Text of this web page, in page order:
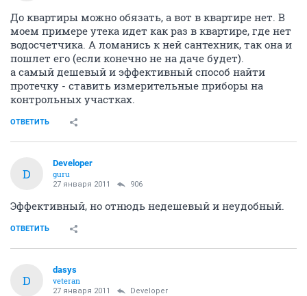
До квартиры можно обязать, а вот в квартире нет. В
моем примере утека идет как раз в квартире, где нет
водосчетчика. А ломанись к ней сантехник, так она и
пошлет его (если конечно не на даче будет).
а самый дешевый и эффективный способ найти
протечку - ставить измерительные приборы на
контрольных участках.
ОТВЕТИТЬ
D
Developer
guru
27 января 2011 906
Эффективный, но отнюдь недешевый и неудобный.
ОТВЕТИТЬ
D
dasys
veteran
27 января 2011 Developer